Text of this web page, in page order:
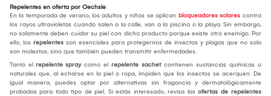
Repelentes en oferta por Oechsle
En la temporada de verano, los adultos y niños se aplican bloqueadores solares contra
los rayos ultravioletas cuando salen a la calle, van a la piscina o la playa. Sin embargo,
no solamente deben cuidar su piel con dicho producto porque existe otro enemigo. Por
ello, los repelentes son esenciales para protegernos de insectos y plagas que no solo
son molestos, sino que también pueden transmitir enfermedades.
Tanto el repelente spraycomo el repelente sachetcontienen sustancias químicas o
naturales que, al echarse en la piel o ropa, impiden que los insectos se acerquen. De
igual manera, puedes optar por alternativas sin fragancia y dermatológicamente
probadas para todo tipo de piel. Si estás interesado, revisa las ofertas de repelentes